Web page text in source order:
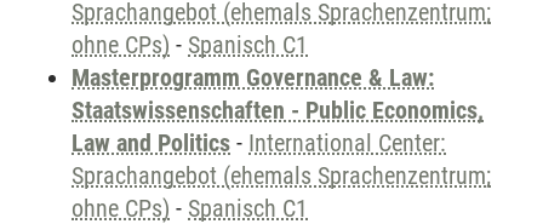
Sprachangebot (ehemals Sprachenzentrum;
ohne CPs) - Spanisch C1
Masterprogramm Governance & Law:
Staatswissenschaften - Public Economics,
Law and Politics - International Center:
Sprachangebot (ehemals Sprachenzentrum;
ohne CPs) - Spanisch C1